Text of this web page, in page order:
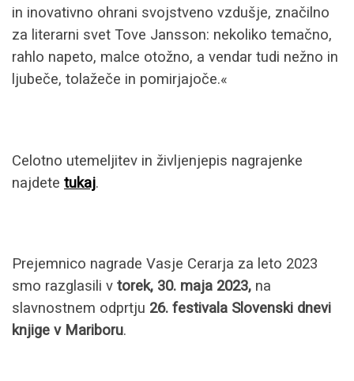
in inovativno ohrani svojstveno vzdušje, značilno
za literarni svet Tove Jansson: nekoliko temačno,
rahlo napeto, malce otožno, a vendar tudi nežno in
ljubeče, tolažeče in pomirjajoče.«
Celotno utemeljitev in življenjepis nagrajenke
najdete tukaj.
Prejemnico nagrade Vasje Cerarja za leto 2023
smo razglasili v torek, 30. maja 2023, na
slavnostnem odprtju 26. festivala Slovenski dnevi
knjige v Mariboru.